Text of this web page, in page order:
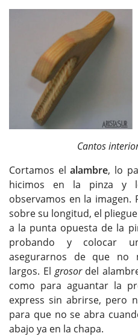
Cantos
Cortamos elalambre, lo
hicimos en la pinza y
observamos en la
sobre su longitud, el
a la punta opuesta de la
probando y colocar
asegurarnos de que no
largos. El grosor del
como para aguantar la
express sin abrirse, pero
para que no se abra
abajo ya en la chapa.